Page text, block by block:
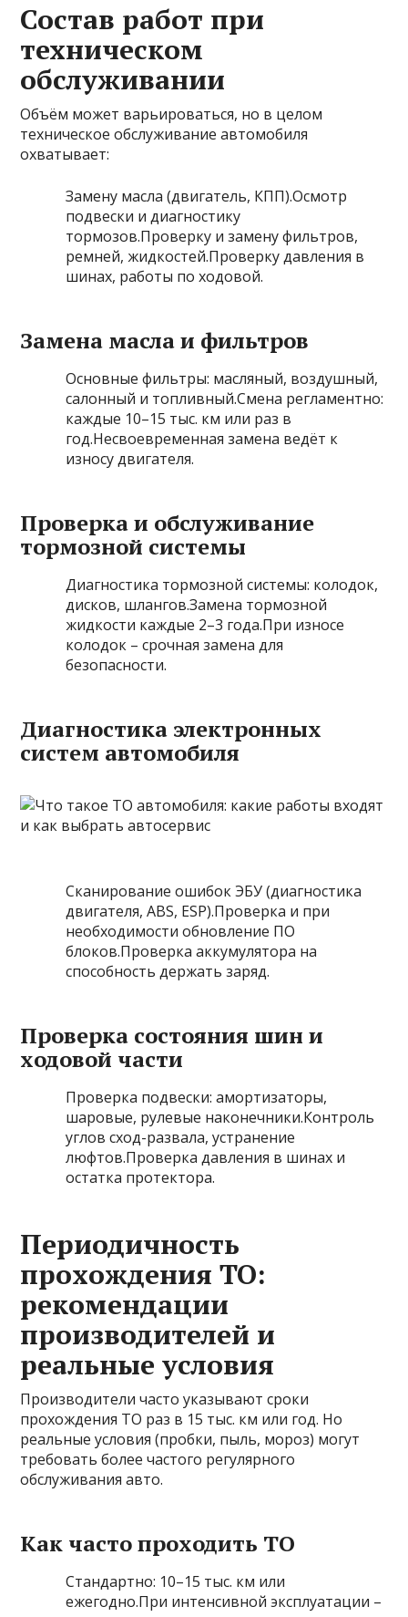
Состав работ при
техническом
обслуживании
Объём может варьироваться, но в целом
техническое обслуживание автомобиля
охватывает:
Замену масла (двигатель, КПП).Осмотр
подвески и диагностику
тормозов.Проверку и замену фильтров,
ремней, жидкостей.Проверку давления в
шинах, работы по ходовой.
Замена масла и фильтров
Основные фильтры: масляный, воздушный,
салонный и топливный.Смена регламентно:
каждые 10–15 тыс. км или раз в
год.Несвоевременная замена ведёт к
износу двигателя.
Проверка и обслуживание
тормозной системы
Диагностика тормозной системы: колодок,
дисков, шлангов.Замена тормозной
жидкости каждые 2–3 года.При износе
колодок – срочная замена для
безопасности.
Диагностика электронных
систем автомобиля
Сканирование ошибок ЭБУ (диагностика
двигателя, ABS, ESP).Проверка и при
необходимости обновление ПО
блоков.Проверка аккумулятора на
способность держать заряд.
Проверка состояния шин и
ходовой части
Проверка подвески: амортизаторы,
шаровые, рулевые наконечники.Контроль
углов сход-развала, устранение
люфтов.Проверка давления в шинах и
остатка протектора.
Периодичность
прохождения ТО:
рекомендации
производителей и
реальные условия
Производители часто указывают сроки
прохождения ТО раз в 15 тыс. км или год. Но
реальные условия (пробки, пыль, мороз) могут
требовать более частого регулярного
обслуживания авто.
Как часто проходить ТО
Стандартно: 10–15 тыс. км или
ежегодно.При интенсивной эксплуатации –